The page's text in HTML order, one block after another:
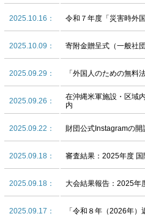
2025.10.16： 令和７年度「災害時外
2025.10.09： 寄附金贈呈式（一般社
2025.09.29： 「外国人のための無料
2025.09.26：
在沖縄米軍施設・区域
内
2025.09.22： 財団公式Instagramの開
2025.09.18： 審査結果：2025年度
2025.09.18： 大会結果報告：2025年
2025.09.17： 「令和８年（2026年